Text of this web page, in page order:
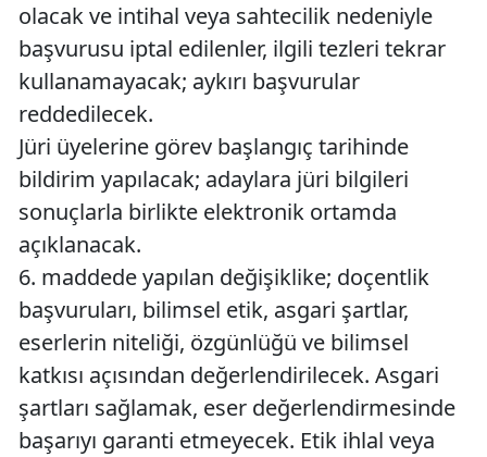
olacak ve intihal veya sahtecilik nedeniyle
başvurusu iptal edilenler, ilgili tezleri tekrar
kullanamayacak; aykırı başvurular
reddedilecek.
Jüri üyelerine görev başlangıç tarihinde
bildirim yapılacak; adaylara jüri bilgileri
sonuçlarla birlikte elektronik ortamda
açıklanacak.
6. maddede yapılan değişiklike; doçentlik
başvuruları, bilimsel etik, asgari şartlar,
eserlerin niteliği, özgünlüğü ve bilimsel
katkısı açısından değerlendirilecek. Asgari
şartları sağlamak, eser değerlendirmesinde
başarıyı garanti etmeyecek. Etik ihlal veya